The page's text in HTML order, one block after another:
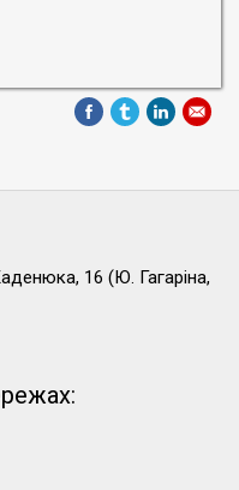
16 (Ю. Гагаріна,